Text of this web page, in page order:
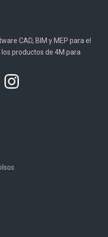
CAD, BIM y MEP para el
productos de 4M para